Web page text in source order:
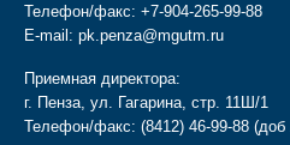
Телефон/факс: +7-904-265-99-88
E-mail: pk.penza@mgutm.ru
Приемная директора:
г. Пенза, ул. Гагарина, стр. 11Ш/1
Телефон/факс: (8412) 46-99-88 (доб